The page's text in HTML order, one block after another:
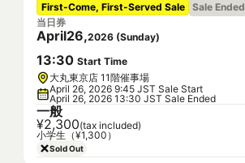
First-Come, First-Served Sale Sale Ended
当日券
April26,2026 (Sunday)
13:30 Start Time
大丸東京店 11階催事場
April 26, 2026 9:45 JST Sale Start
April 26, 2026 13:30 JST Sale Ended
一般
¥2,300(tax included)
小学生（¥1,300）
Sold Out